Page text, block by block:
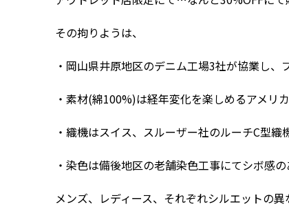
その拘りようは、
・岡山県井原地区のデニム工場3社が協業し
・素材(綿100%)は経年変化を楽しめるアメリ
・織機はスイス、スルーザー社のルーチC型織
・染色は備後地区の老舗染色工事にてシボ感
メンズ、レディース、それぞれシルエットの異